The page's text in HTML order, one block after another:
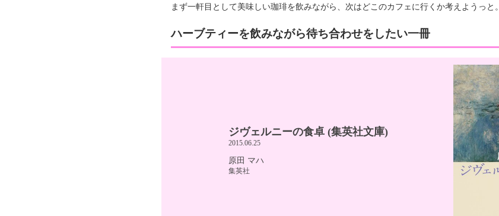
まず一軒目として美味しい珈琲を飲みながら、次はどこのカフェに行くか考えようっと。
ハーブティーを飲みながら待ち合わせをしたい一冊